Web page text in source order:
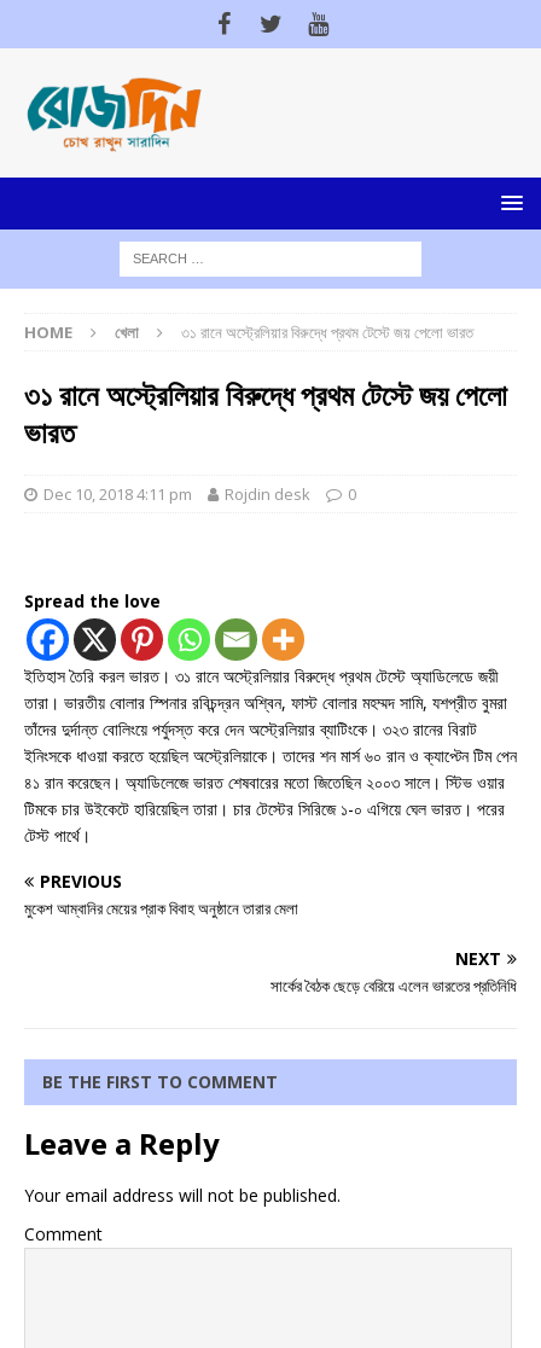
HOME খেলা ৩১ রানে অস্ট্রেলিয়ার বিরুদ্ধে প্রথম টেস্টে জয় পেলো ভারত
৩১ রানে অস্ট্রেলিয়ার বিরুদ্ধে প্রথম টেস্টে জয় পেলো
ভারত
Dec 10, 2018 4:11 pm Rojdin desk 0
Spread the love
ইতিহাস তৈরি করল ভারত। ৩১ রানে অস্ট্রেলিয়ার বিরুদ্ধে প্রথম টেস্টে অ্যাডিলেডে জয়ী
তারা। ভারতীয় বোলার স্পিনার রবিচন্দ্রন অশ্বিন, ফাস্ট বোলার মহম্মদ সামি, যশপ্রীত বুমরা
তাঁদের দুর্দান্ত বোলিংয়ে পর্যুদস্ত করে দেন অস্ট্রেলিয়ার ব্যাটিংকে। ৩২৩ রানের বিরাট
ইনিংসকে ধাওয়া করতে হয়েছিল অস্ট্রেলিয়াকে। তাদের শন মার্স ৬০ রান ও ক্যাপ্টেন টিম পেন
৪১ রান করেছেন। অ্যাডিলেজে ভারত শেষবারের মতো জিতেছিন ২০০৩ সালে। স্টিভ ওয়ার
টিমকে চার উইকেটে হারিয়েছিল তারা। চার টেস্টের সিরিজে ১-০ এগিয়ে ঘেল ভারত। পরের
টেস্ট পার্থে।
PREVIOUS
মুকেশ আম্বানির মেয়ের প্রাক বিবাহ অনুষ্ঠানে তারার মেলা
NEXT
সার্কের বৈঠক ছেড়ে বেরিয়ে এলেন ভারতের প্রতিনিধি
BE THE FIRST TO COMMENT
Leave a Reply
Your email address will not be published.
Comment